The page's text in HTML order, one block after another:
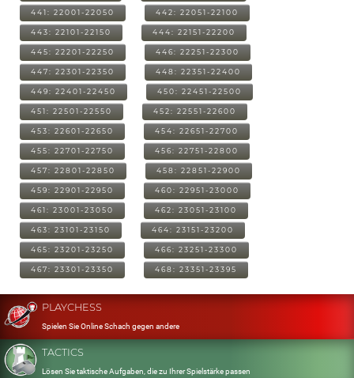
441: 22001-22050 442: 22051-22100
443: 22101-22150 444: 22151-22200
445: 22201-22250 446: 22251-22300
447: 22301-22350 448: 22351-22400
449: 22401-22450 450: 22451-22500
451: 22501-22550 452: 22551-22600
453: 22601-22650 454: 22651-22700
455: 22701-22750 456: 22751-22800
457: 22801-22850 458: 22851-22900
459: 22901-22950 460: 22951-23000
461: 23001-23050 462: 23051-23100
463: 23101-23150 464: 23151-23200
465: 23201-23250 466: 23251-23300
467: 23301-23350 468: 23351-23395
PLAYCHESS
Spielen Sie Online Schach gegen andere
TACTICS
Lösen Sie taktische Aufgaben, die zu Ihrer Spielstärke passen